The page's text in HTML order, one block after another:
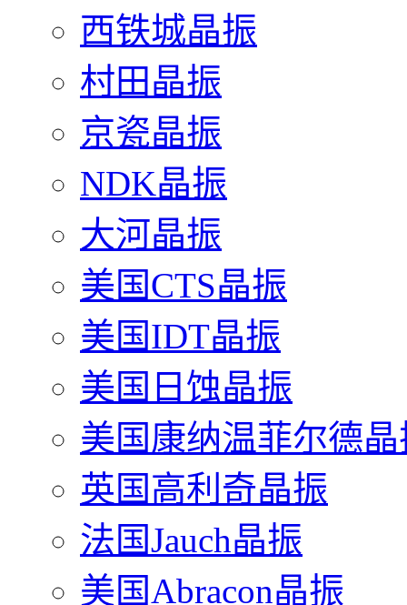
西铁城晶振
村田晶振
京瓷晶振
NDK晶振
大河晶振
美国CTS晶振
美国IDT晶振
美国日蚀晶振
美国康纳温菲尔德晶
英国高利奇晶振
法国Jauch晶振
美国Abracon晶振